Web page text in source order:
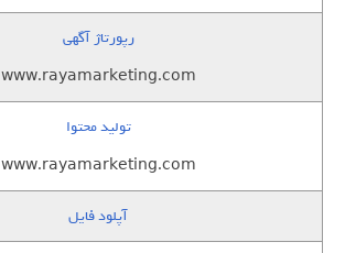
رپورتاژ آگهی
www.rayamarketing.com
تولید محتوا
www.rayamarketing.com
آپلود فایل